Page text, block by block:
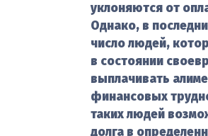
уклоняются от
Однако, в
число людей,
в состоянии
выплачивать
финансовых
таких людей
долга в